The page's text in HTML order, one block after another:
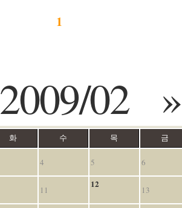
1
2009/02 »
화 수 목 금
4 5 6
11
12
13